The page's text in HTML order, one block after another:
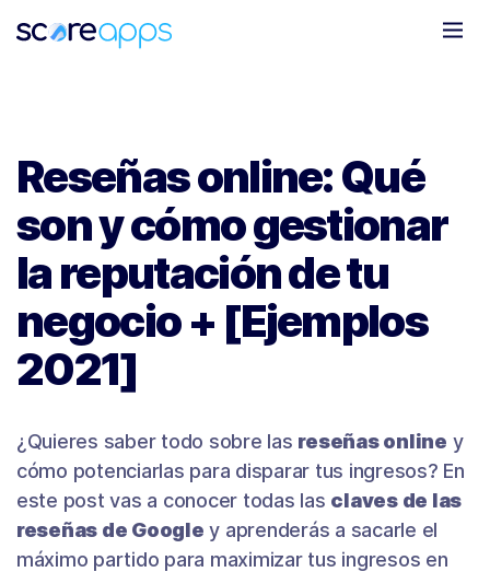
Todo Marketing Móvil
Reseñas online: Qué
son y cómo gestionar
la reputación de tu
negocio + [Ejemplos
2021]
¿Quieres saber todo sobre las reseñas online y
cómo potenciarlas para disparar tus ingresos? En
este post vas a conocer todas las claves de las
reseñas de Google y aprenderás a sacarle el
máximo partido para maximizar tus ingresos en